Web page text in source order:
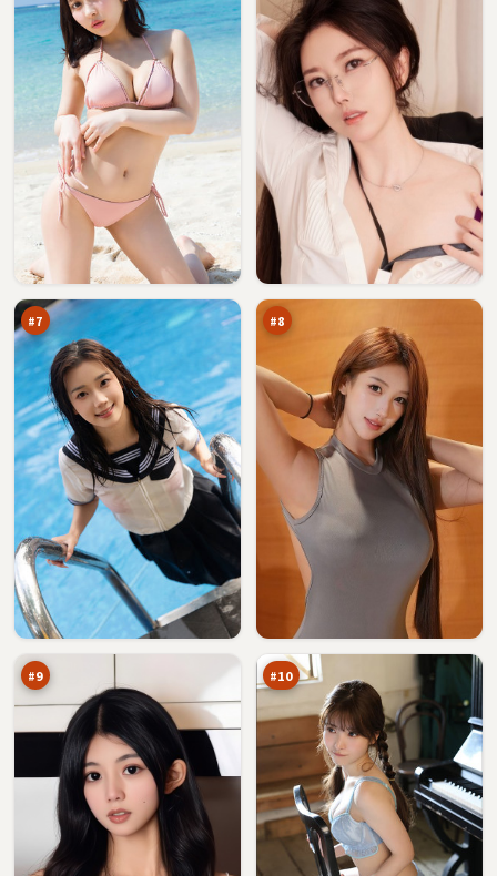
#7
疑
云万
#8
零
点
92
万
#9
霓
虹
追
击
89
万
#10
路
书
万